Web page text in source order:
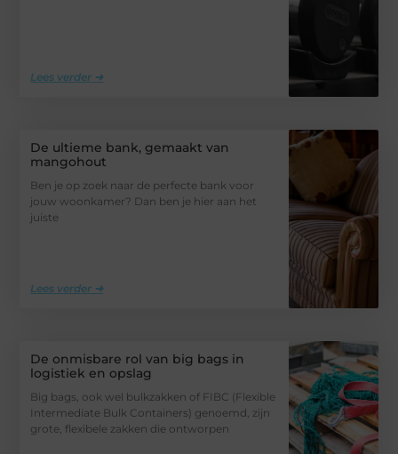
Lees verder ➜
De ultieme bank, gemaakt van
mangohout
Ben je op zoek naar de perfecte bank voor
jouw woonkamer? Dan ben je hier aan het
juiste
Lees verder ➜
De onmisbare rol van big bags in
logistiek en opslag
Big bags, ook wel bulkzakken of FIBC (Flexible
Intermediate Bulk Containers) genoemd, zijn
grote, flexibele zakken die ontworpen